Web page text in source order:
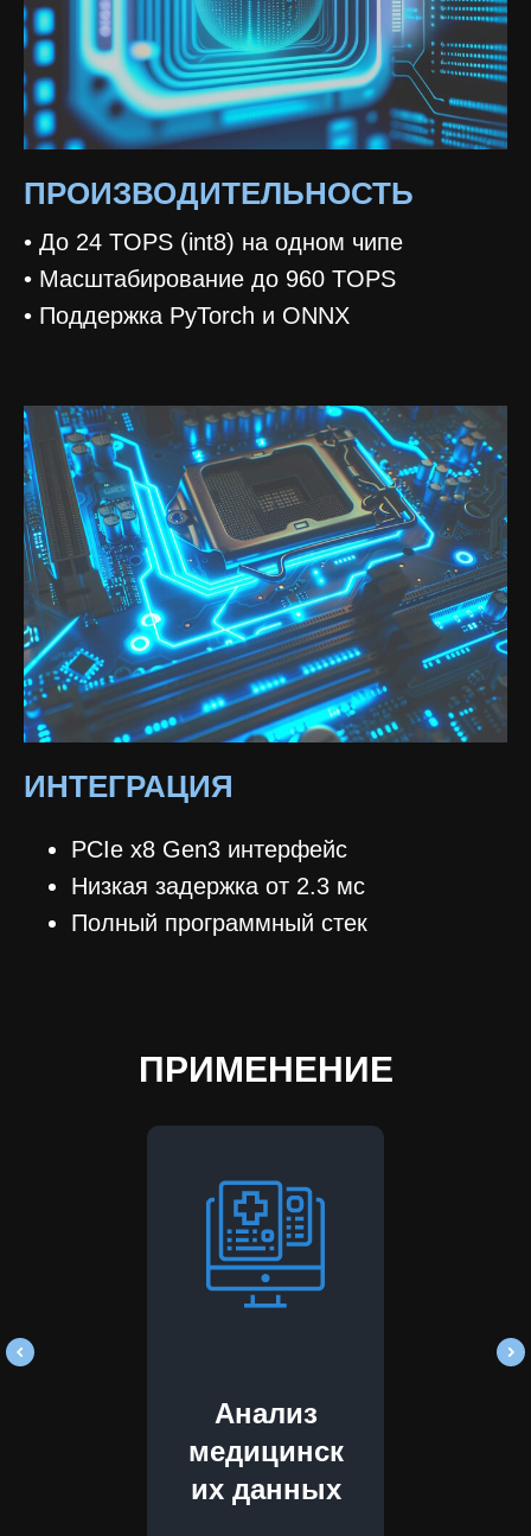
ПРОИЗВОДИТЕЛЬНОСТЬ
• До 24 TOPS (int8) на одном чипе
• Масштабирование до 960 TOPS
• Поддержка PyTorch и ONNX
ИНТЕГРАЦИЯ
PCIe x8 Gen3 интерфейс
Низкая задержка от 2.3 мс
Полный программный стек
ПРИМЕНЕНИЕ
медицинск
их данных